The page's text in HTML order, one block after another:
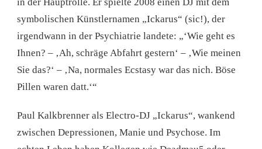
symbolischen Künstlernamen „Ickarus“ (sic!), der
irgendwann in der Psychiatrie landete: „‘Wie geht es
Ihnen? – ‚Ah, schräge Abfahrt gestern‘ – ‚Wie meinen
Sie das?‘ – ‚Na, normales Ecstasy war das nich. Böse
Pillen waren datt.‘“
Paul Kalkbrenner als Electro-DJ „Ickarus“, wankend
zwischen Depressionen, Manie und Psychose. Im